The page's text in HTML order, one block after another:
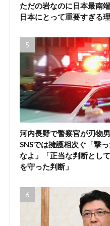
ただの岩なのに日本最南
日本にとって重要すぎる
河内長野で警察官が刃物
SNSでは擁護相次ぐ「撃
なよ」「正当な判断とし
を守った判断」